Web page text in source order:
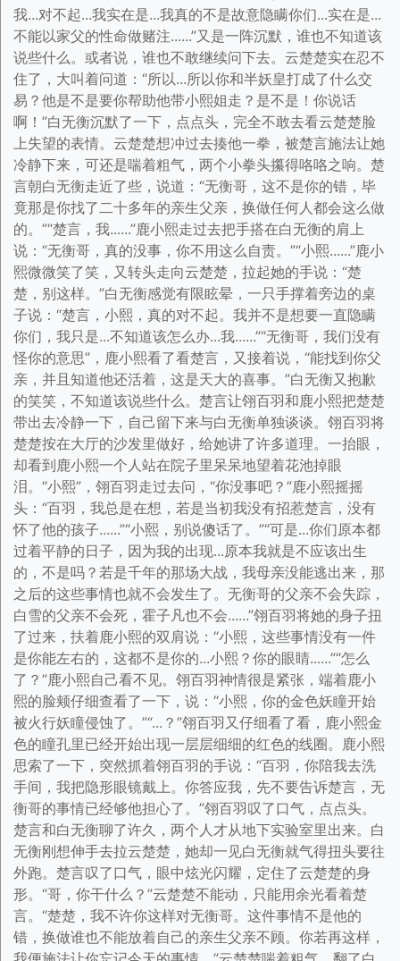
我...对不起...我实在是...我真的不是故意隐瞒你们...实在是...
不能以家父的性命做赌注......”又是一阵沉默，谁也不知道该
说些什么。或者说，谁也不敢继续问下去。云楚楚实在忍不
住了，大叫着问道：“所以...所以你和半妖皇打成了什么交
易？他是不是要你帮助他带小熙姐走？是不是！你说话
啊！”白无衡沉默了一下，点点头，完全不敢去看云楚楚脸
上失望的表情。云楚楚想冲过去揍他一拳，被楚言施法让她
冷静下来，可还是喘着粗气，两个小拳头攥得咯咯之响。楚
言朝白无衡走近了些，说道：“无衡哥，这不是你的错，毕
竟那是你找了二十多年的亲生父亲，换做任何人都会这么做
的。”“楚言，我......”鹿小熙走过去把手搭在白无衡的肩上
说：“无衡哥，真的没事，你不用这么自责。”“小熙......”鹿小
熙微微笑了笑，又转头走向云楚楚，拉起她的手说：“楚
楚，别这样。”白无衡感觉有限眩晕，一只手撑着旁边的桌
子说：“楚言，小熙，真的对不起。我并不是想要一直隐瞒
你们，我只是...不知道该怎么办...我......”“无衡哥，我们没有
怪你的意思”，鹿小熙看了看楚言，又接着说，“能找到你父
亲，并且知道他还活着，这是天大的喜事。”白无衡又抱歉
的笑笑，不知道该说些什么。楚言让翎百羽和鹿小熙把楚楚
带出去冷静一下，自己留下来与白无衡单独谈谈。翎百羽将
楚楚按在大厅的沙发里做好，给她讲了许多道理。一抬眼，
却看到鹿小熙一个人站在院子里呆呆地望着花池掉眼
泪。“小熙”，翎百羽走过去问，“你没事吧？”鹿小熙摇摇
头：“百羽，我总是在想，若是当初我没有招惹楚言，没有
怀了他的孩子......”“小熙，别说傻话了。”“可是...你们原本都
过着平静的日子，因为我的出现...原本我就是不应该出生
的，不是吗？若是千年的那场大战，我母亲没能逃出来，那
之后的这些事情也就不会发生了。无衡哥的父亲不会失踪，
白雪的父亲不会死，霍子凡也不会......”翎百羽将她的身子扭
了过来，扶着鹿小熙的双肩说：“小熙，这些事情没有一件
是你能左右的，这都不是你的...小熙？你的眼睛......”“怎么
了？”鹿小熙自己看不见。翎百羽神情很是紧张，端着鹿小
熙的脸颊仔细查看了一下，说：“小熙，你的金色妖瞳开始
被火行妖瞳侵蚀了。”“...？”翎百羽又仔细看了看，鹿小熙金
色的瞳孔里已经开始出现一层层细细的红色的线圈。鹿小熙
思索了一下，突然抓着翎百羽的手说：“百羽，你陪我去洗
手间，我把隐形眼镜戴上。你答应我，先不要告诉楚言，无
衡哥的事情已经够他担心了。”翎百羽叹了口气，点点头。
楚言和白无衡聊了许久，两个人才从地下实验室里出来。白
无衡刚想伸手去拉云楚楚，她却一见白无衡就气得扭头要往
外跑。楚言叹了口气，眼中炫光闪耀，定住了云楚楚的身
形。“哥，你干什么？”云楚楚不能动，只能用余光看着楚
言。“楚楚，我不许你这样对无衡哥。这件事情不是他的
错，换做谁也不能放着自己的亲生父亲不顾。你若再这样，